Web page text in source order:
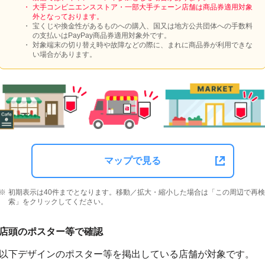
大手コンビニエンスストア・一部大手チェーン店舗は商品券適用対象
外となっております。
宝くじや換金性があるものへの購入、国又は地方公共団体への手数料
の支払いはPayPay商品券適用対象外です。
対象端末の切り替え時や故障などの際に、まれに商品券が利用できな
い場合があります。
マップで見る
初期表示は40件までとなります。移動／拡大・縮小した場合は「この周辺で再検
索」をクリックしてください。
頭のポスター等で確認
下デザインのポスター等を掲出している店舗が対象です。